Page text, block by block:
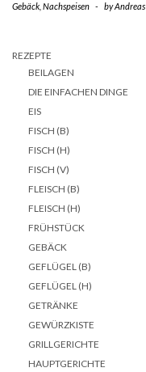
Gebäck Nachspeisen - byAndreas
REZEPTE
BEILAGEN
DIE EINFACHEN DINGE
EIS
FISCH (B)
FISCH (H)
FISCH (V)
FLEISCH (B)
FLEISCH (H)
FRÜHSTÜCK
GEBÄCK
GEFLÜGEL (B)
GEFLÜGEL (H)
GETRÄNKE
GEWÜRZKISTE
GRILLGERICHTE
HAUPTGERICHTE